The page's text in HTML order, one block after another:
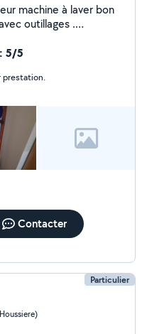
outillages .
5/5
prestation.
Contacter
Particulier